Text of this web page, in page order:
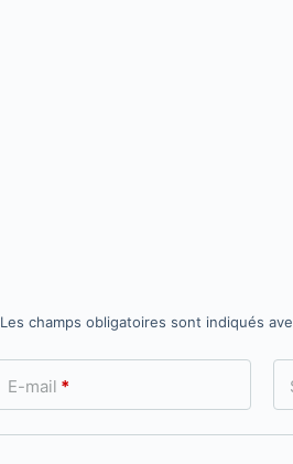
Les champs obligatoires sont indiqués
E-mail *